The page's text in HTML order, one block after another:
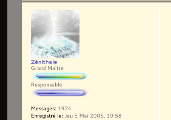
Zénithale
Grand Maître
Responsable
Messages: 1924
Enregistré le: Jeu 5 Mai 2005, 19:58